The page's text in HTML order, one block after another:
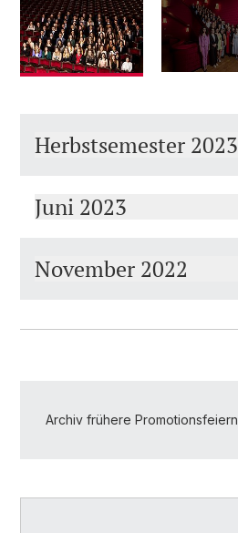
Herbstsemester 2023
Juni 2023
November 2022
Archiv frühere Promotionsfeiern